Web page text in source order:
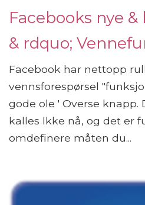
Facebooks nye
& rdquo;
Facebook har nettopp
vennsforespørsel
gode ole ' Overse knapp.
kalles Ikke nå, og det er
omdefinere måten du...